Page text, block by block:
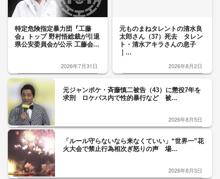
特定危険指定暴力団『工藤
会』トップ 野村悟総裁が引退
県公安委員会が公示 工藤会...
2026年7月31日
元ものまねタレントの清水良
太郎さん（37）死去 タレン
ト・清水アキラさんの息子
｜...
2026年8月2日
元ジャンポケ・斉藤慎二被告（43）に懲役7年を
求刑 ロケバス内で性的暴行など 被...
2026年8月5日
「ルール守らないなら来なくていい」“世界一”花
火大会で禁止行為相次ぎ怒りの声 場...
2026年8月3日